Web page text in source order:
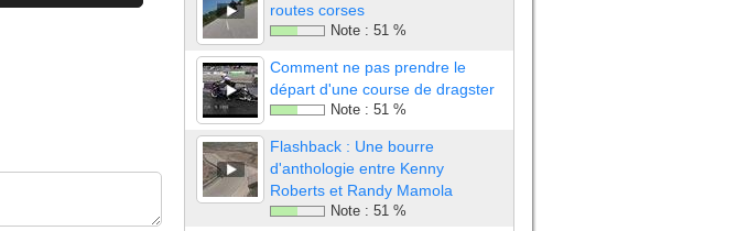
routes corses
Note : 51 %
Comment ne pas prendre le
départ d'une course de dragster
Note : 51 %
Flashback : Une bourre
d'anthologie entre Kenny
Roberts et Randy Mamola
Note : 51 %